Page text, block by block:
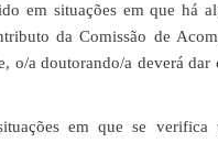
em situações em que há
da Comissão de
o/a doutorando/a deverá
em que se